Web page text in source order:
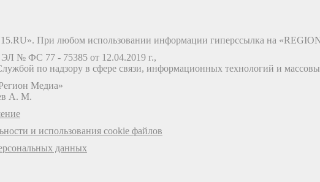
При любом использовании информации гиперссылка на
№ ФС 77 - 75385 от 12.04.2019 г.,
по надзору в сфере связи, информационных технологий и
Медиа»
А. М.
и использования cookie файлов
данных